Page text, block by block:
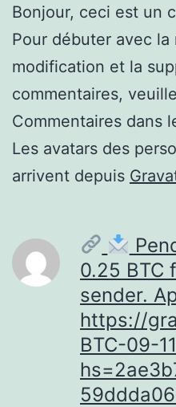
Bonjour, ceci est un
Pour débuter avec la
modification et la
commentaires,
Commentaires dans
Les avatars des
arrivent depuis
0.25 BTC
sender.
https://
BTC-09-